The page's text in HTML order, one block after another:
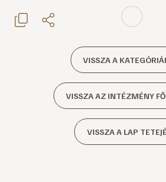
VISSZA A
VISSZA AZ INTÉZMÉNY
VISSZA A LAP